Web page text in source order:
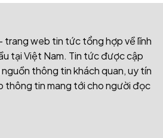
trang web tin tức tổng hợp về lĩnh
tại Việt Nam. Tin tức được cập
thông tin khách quan, uy tín
thông tin mang tới cho người đọc